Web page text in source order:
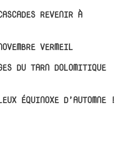
REVENIR À
VERMEIL
DU TARN DOLOMITIQUE
ÉQUINOXE D’AUTOMNE !